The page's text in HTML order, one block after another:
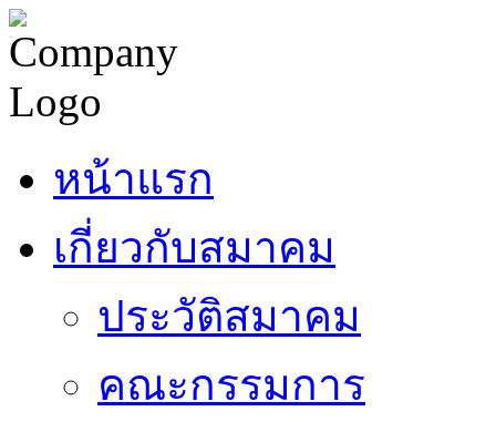
หน้าแรก
เกี่ยวกับสมาคม
ประวัติสมาคม
คณะกรรมการ